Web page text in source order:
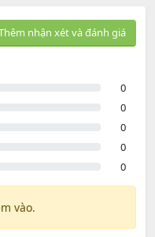
nhận xét và đánh giá
0
0
0
0
0
vào.